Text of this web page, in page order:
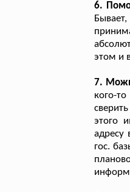
6.
этом и
7.
кого-
этого
адресу
гос.